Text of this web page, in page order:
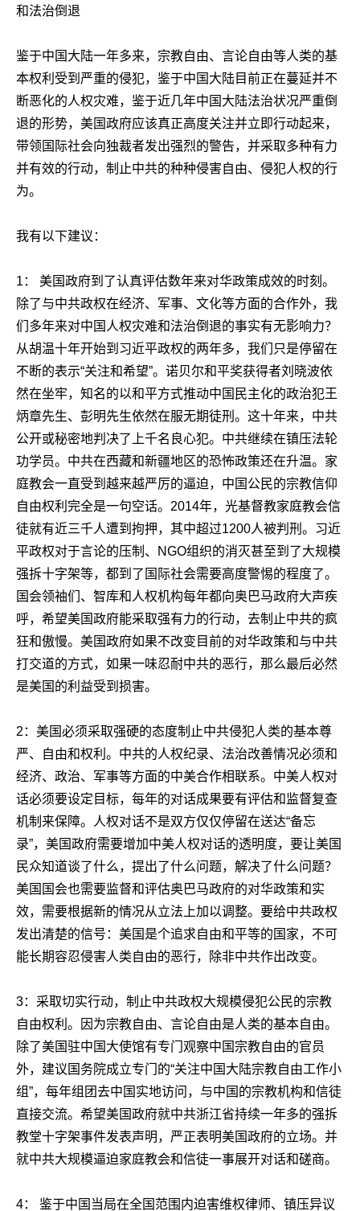
和法治倒退
鉴于中国大陆一年多来，宗教自由、言论自由等人类的基
本权利受到严重的侵犯，鉴于中国大陆目前正在蔓延并不
断恶化的人权灾难，鉴于近几年中国大陆法治状况严重倒
退的形势，美国政府应该真正高度关注并立即行动起来，
带领国际社会向独裁者发出强烈的警告，并采取多种有力
并有效的行动，制止中共的种种侵害自由、侵犯人权的行
为。
我有以下建议：
1 ： 美国政府到了认真评估数年来对华政策成效的时刻。
除了与中共政权在经济、军事、文化等方面的合作外，我
们多年来对中国人权灾难和法治倒退的事实有无影响力？
从胡温十年开始到习近平政权的两年多，我们只是停留在
不断的表示“关注和希望”。诺贝尔和平奖获得者刘晓波依
然在坐牢，知名的以和平方式推动中国民主化的政治犯王
炳章先生、彭明先生依然在服无期徒刑。这十年来，中共
公开或秘密地判决了上千名良心犯。中共继续在镇压法轮
功学员。中共在西藏和新疆地区的恐怖政策还在升温。家
庭教会一直受到越来越严厉的逼迫，中国公民的宗教信仰
自由权利完全是一句空话。 2014年，光基督教家庭教会信
徒就有近三千人遭到拘押，其中超过1200人被判刑。习近
平政权对于言论的压制、
NGO组织的消灭甚至到了大规模
强拆十字架等，都到了国际社会需要高度警惕的程度了。
国会领袖们、智库和人权机构每年都向奥巴马政府大声疾
呼，希望美国政府能采取强有力的行动，去制止中共的疯
狂和傲慢。美国政府如果不改变目前的对华政策和与中共
打交道的方式，如果一味忍耐中共的恶行，那么最后必然
是美国的利益受到损害。
2 ：美国必须采取强硬的态度制止中共侵犯人类的基本尊
严、自由和权利。中共的人权纪录、法治改善情况必须和
经济、政治、军事等方面的中美合作相联系。中美人权对
话必须要设定目标，每年的对话成果要有评估和监督复查
机制来保障。人权对话不是双方仅仅停留在送达“备忘
录”，美国政府需要增加中美人权对话的透明度，要让美国
民众知道谈了什么，提出了什么问题，解决了什么问题？
美国国会也需要监督和评估奥巴马政府的对华政策和实
效，需要根据新的情况从立法上加以调整。要给中共政权
发出清楚的信号：美国是个追求自由和平等的国家，不可
能长期容忍侵害人类自由的恶行，除非中共作出改变。
3：采取切实行动，制止中共政权大规模侵犯公民的宗教
自由权利。因为宗教自由、言论自由是人类的基本自由。
除了美国驻中国大使馆有专门观察中国宗教自由的官员
外，建议国务院成立专门的“关注中国大陆宗教自由工作小
组”，每年组团去中国实地访问，与中国的宗教机构和信徒
直接交流。希望美国政府就中共浙江省持续一年多的强拆
教堂十字架事件发表声明，严正表明美国政府的立场。并
就中共大规模逼迫家庭教会和信徒一事展开对话和磋商。
4： 鉴于中国当局在全国范围内迫害维权律师、镇压异议